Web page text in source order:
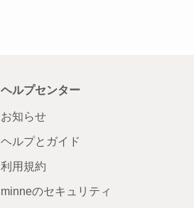
ヘルプセンター
お知らせ
ヘルプとガイド
利用規約
minneのセキュリティ